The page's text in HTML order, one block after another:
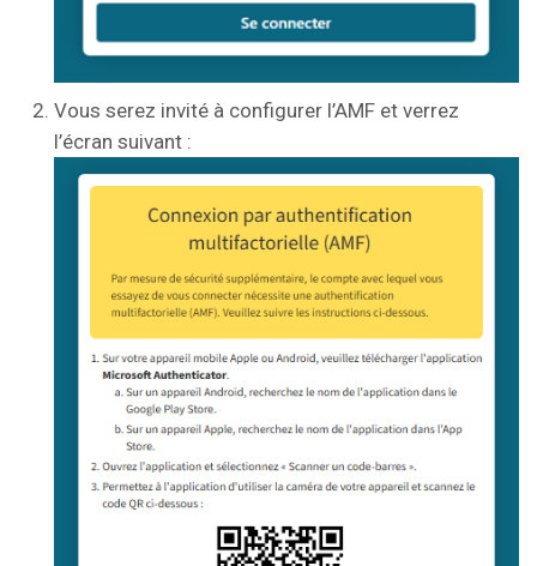
Vous serez invité à configurer l’AMF et verrez
l’écran suivant :